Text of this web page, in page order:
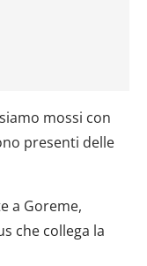
mossi con
presenti delle
a Goreme,
che collega la